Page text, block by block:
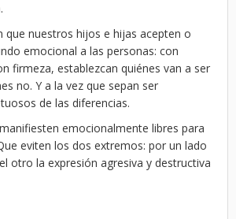
que nuestros hijos e hijas acepten o
emocional a las personas: con
firmeza, establezcan quiénes van a ser
no. Y a la vez que sepan ser
de las diferencias.
emocionalmente libres para
eviten los dos extremos: por un lado
otro la expresión agresiva y destructiva